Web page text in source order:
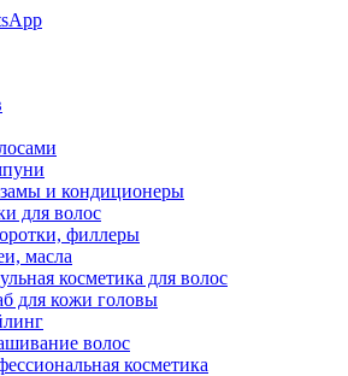
и кондиционеры
для волос
филлеры
масла
косметика для волос
для кожи головы
волос
косметика